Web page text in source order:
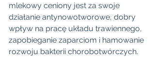
mlekowy ceniony jest za swoje
działanie antynowotworowe, dobry
wpływ na pracę układu trawiennego,
zapobieganie zaparciom i hamowanie
rozwoju bakterii chorobotwórczych.